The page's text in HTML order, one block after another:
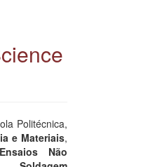
Politécnica,
e Materiais,
Não